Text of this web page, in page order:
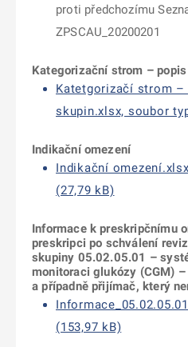
proti předchozímu
ZPSCAU_20200201
Kategorizační strom –
Katetgorizačí strom –
skupin.xlsx, soubor
Indikační omezení
Indikační
(27,79 kB)
Informace k preskripčnímu
preskripci po schválení
skupiny 05.02.05.01 –
monitoraci glukózy (CGM)
a případně přijímač, který
(153,97 kB)